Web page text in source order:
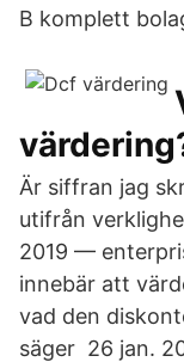
B komplett
Är siffran jag
utifrån
2019 —
innebär att
vad den
säger 26 jan.